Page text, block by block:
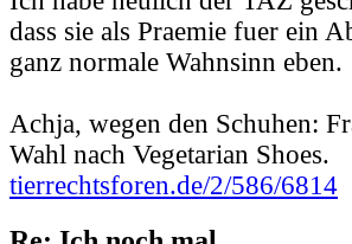
dass sie als Praemie fuer ein
ganz normale Wahnsinn eben.
Achja, wegen den Schuhen:
Wahl nach Vegetarian Shoes.
tierrechtsforen.de/2/586/6814